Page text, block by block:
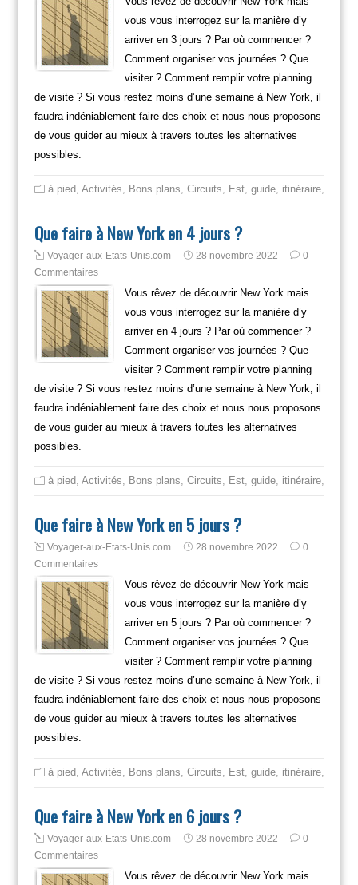
vous vous interrogez sur la manière d’y
arriver en 3 jours ? Par où commencer ?
Comment organiser vos journées ? Que
visiter ? Comment remplir votre planning
de visite ? Si vous restez moins d’une semaine à New York, il
faudra indéniablement faire des choix et nous nous proposons
de vous guider au mieux à travers toutes les alternatives
possibles.
à pied Activités Bons plans Circuits Est, guide, itinéraire,
Que faire à New York en 4 jours ?
Voyager-aux-Etats-Unis.com 28 novembre 2022
0
Commentaires
Vous rêvez de découvrir New York mais
vous vous interrogez sur la manière d’y
arriver en 4 jours ? Par où commencer ?
Comment organiser vos journées ? Que
visiter ? Comment remplir votre planning
de visite ? Si vous restez moins d’une semaine à New York, il
faudra indéniablement faire des choix et nous nous proposons
de vous guider au mieux à travers toutes les alternatives
possibles.
à pied Activités Bons plans Circuits Est, guide, itinéraire,
Que faire à New York en 5 jours ?
Voyager-aux-Etats-Unis.com 28 novembre 2022
0
Commentaires
Vous rêvez de découvrir New York mais
vous vous interrogez sur la manière d’y
arriver en 5 jours ? Par où commencer ?
Comment organiser vos journées ? Que
visiter ? Comment remplir votre planning
de visite ? Si vous restez moins d’une semaine à New York, il
faudra indéniablement faire des choix et nous nous proposons
de vous guider au mieux à travers toutes les alternatives
possibles.
à pied Activités Bons plans Circuits Est, guide, itinéraire,
Que faire à New York en 6 jours ?
Voyager-aux-Etats-Unis.com 28 novembre 2022
0
Commentaires
Vous rêvez de découvrir New York mais